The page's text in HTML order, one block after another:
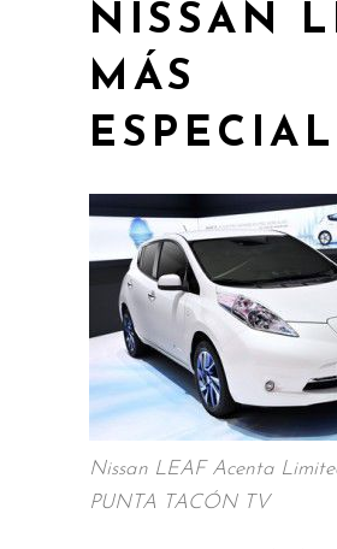
NISSAN
MÁS
ESPECIAL
Nissan LEAF Acenta
PUNTA TACÓN TV